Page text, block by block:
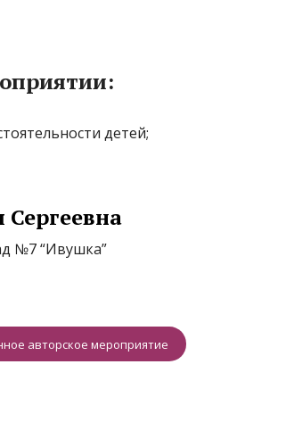
детей;
№7 “Ивушка”
авторское мероприятие